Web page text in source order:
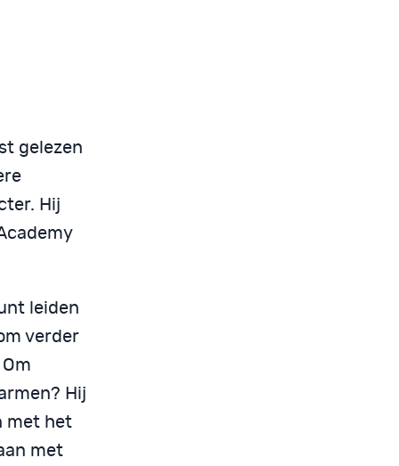
gelezen
Hij
leiden
verder
Hij
met het
met